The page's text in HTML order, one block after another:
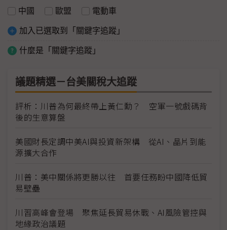
中國 歐盟 電動車
加入已選取到「關鍵字追蹤」
什麼是「關鍵字追蹤」
議題精選－台美關稅大追蹤
評析：川普為何最終帶上黃仁勳？ 空軍一號戲碼背
後的生意算盤
美國財長定調中美AI與投資新架構 從AI、晶片到能
源擴大合作
川普：美中關係將更勝以往 首要任務盼中國降低貿
易壁壘
川習高峰會登場 聚焦延長貿易休戰、AI風險管控與
地緣政治議題